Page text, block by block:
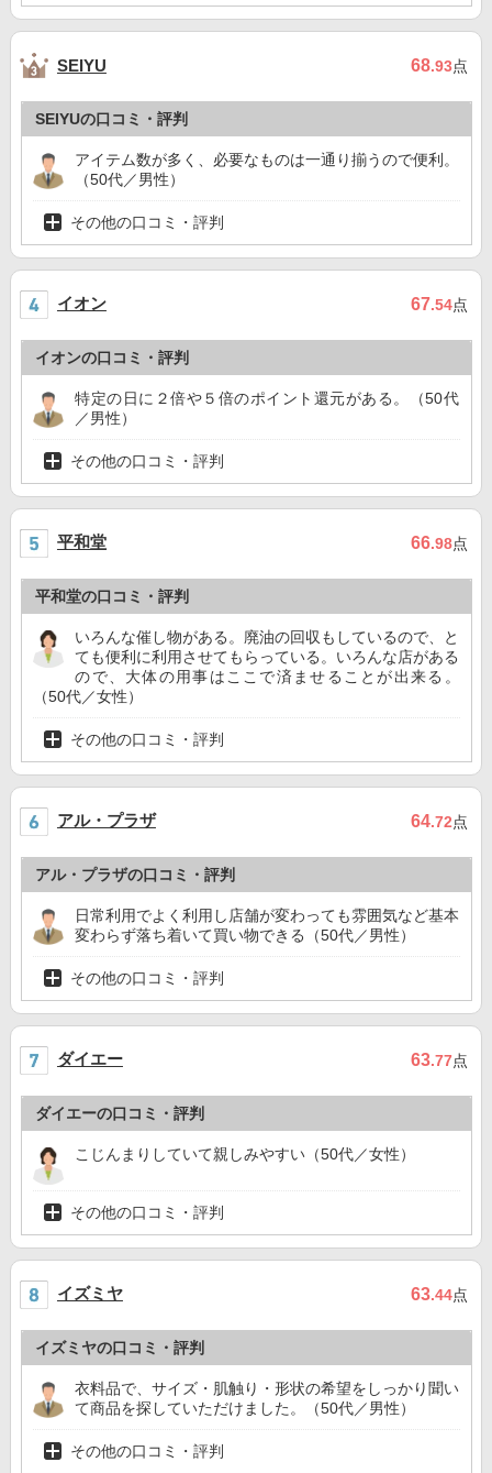
SEIYU 68.93点
SEIYUの口コミ・評判
アイテム数が多く、必要なものは一通り揃うので便利。
（50代／男性）
その他の口コミ・評判
イオン 67.54点
イオンの口コミ・評判
特定の日に２倍や５倍のポイント還元がある。（50代
／男性）
その他の口コミ・評判
平和堂 66.98点
平和堂の口コミ・評判
いろんな催し物がある。廃油の回収もしているので、と
ても便利に利用させてもらっている。いろんな店がある
ので、大体の用事はここで済ませることが出来る。
（50代／女性）
その他の口コミ・評判
アル・プラザ 64.72点
アル・プラザの口コミ・評判
日常利用でよく利用し店舗が変わっても雰囲気など基本
変わらず落ち着いて買い物できる（50代／男性）
その他の口コミ・評判
ダイエー 63.77点
ダイエーの口コミ・評判
こじんまりしていて親しみやすい（50代／女性）
その他の口コミ・評判
イズミヤ 63.44点
イズミヤの口コミ・評判
衣料品で、サイズ・肌触り・形状の希望をしっかり聞い
て商品を探していただけました。（50代／男性）
その他の口コミ・評判